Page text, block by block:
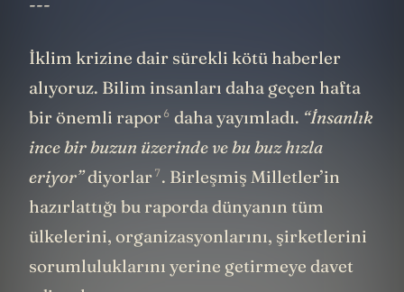
İklim krizine dair sürekli kötü haberler
alıyoruz. Bilim insanları daha geçen hafta
birönemli rapor6daha yayımladı.“İnsanlık
ince bir buzun üzerinde ve bu buz hızla
eriyor”diyorlar7. Birleşmiş Milletler’in
hazırlattığı bu raporda dünyanın tüm
ülkelerini, organizasyonlarını, şirketlerini